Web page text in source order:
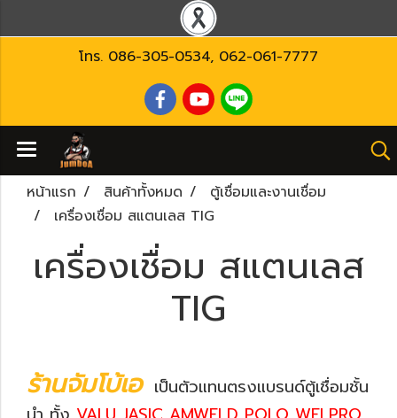
โทร. 086-305-0534, 062-061-7777
หน้าแรก สินค้าทั้งหมด
ตู้เชื่อมและงานเชื่อม
เครื่องเชื่อม สแตนเลส TIG
เครื่องเชื่อม สแตนเลส
TIG
ร้านจัมโบ้เอเป็นตัวแทนตรงแบรนด์ตู้เชื่อมชั้น